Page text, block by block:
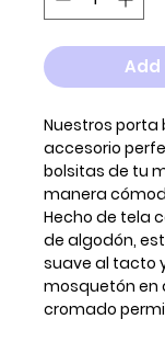
Add
Nuestros porta
accesorio
bolsitas de tu
manera
Hecho de tela
de algodón,
suave al tacto
mosquetón en
cromado